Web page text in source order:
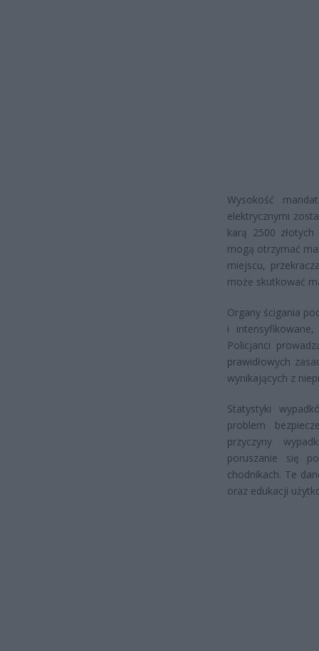
Wysokość
elektrycznymi
karą 2500
mogą otrzymać
miejscu,
może skutkować
Organy ścigania
i
Policjanci
prawidłowych
wynikających z
Statystyki
problem
przyczyny
poruszanie się
chodnikach. Te
oraz edukacji